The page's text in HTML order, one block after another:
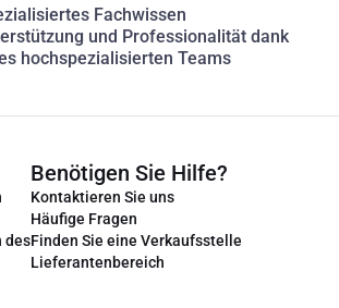
Fachwissen
und Professionalität dank
hochspezialisierten Teams
des
Benötigen Sie Hilfe?
Kontaktieren Sie uns
Häufige Fragen
Finden Sie eine Verkaufsstelle
Lieferantenbereich